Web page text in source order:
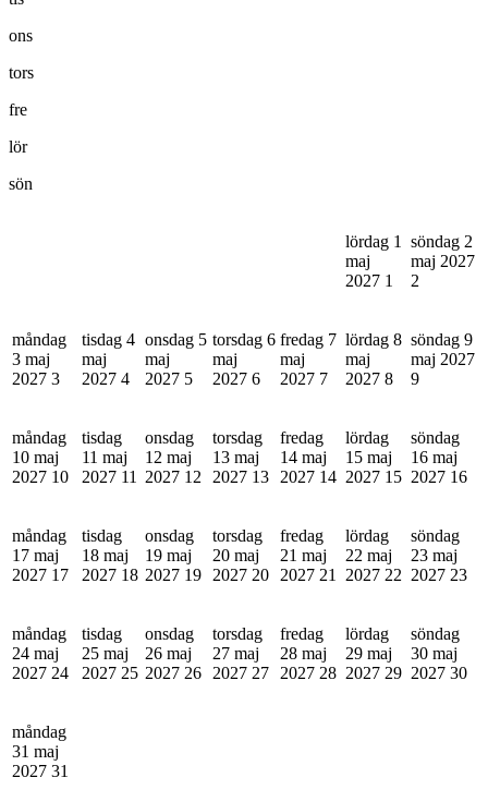
ons
tors
fre
lör
sön
lördag 1
maj
2027 1
söndag 2
maj 2027
2
måndag
3 maj
2027 3
tisdag 4
maj
2027 4
onsdag 5
maj
2027 5
torsdag 6
maj
2027 6
fredag 7
maj
2027 7
lördag 8
maj
2027 8
söndag 9
maj 2027
9
måndag
10 maj
2027 10
tisdag
11 maj
2027 11
onsdag
12 maj
2027 12
torsdag
13 maj
2027 13
fredag
14 maj
2027 14
lördag
15 maj
2027 15
söndag
16 maj
2027 16
måndag
17 maj
2027 17
tisdag
18 maj
2027 18
onsdag
19 maj
2027 19
torsdag
20 maj
2027 20
fredag
21 maj
2027 21
lördag
22 maj
2027 22
söndag
23 maj
2027 23
måndag
24 maj
2027 24
tisdag
25 maj
2027 25
onsdag
26 maj
2027 26
torsdag
27 maj
2027 27
fredag
28 maj
2027 28
lördag
29 maj
2027 29
söndag
30 maj
2027 30
måndag
31 maj
2027 31